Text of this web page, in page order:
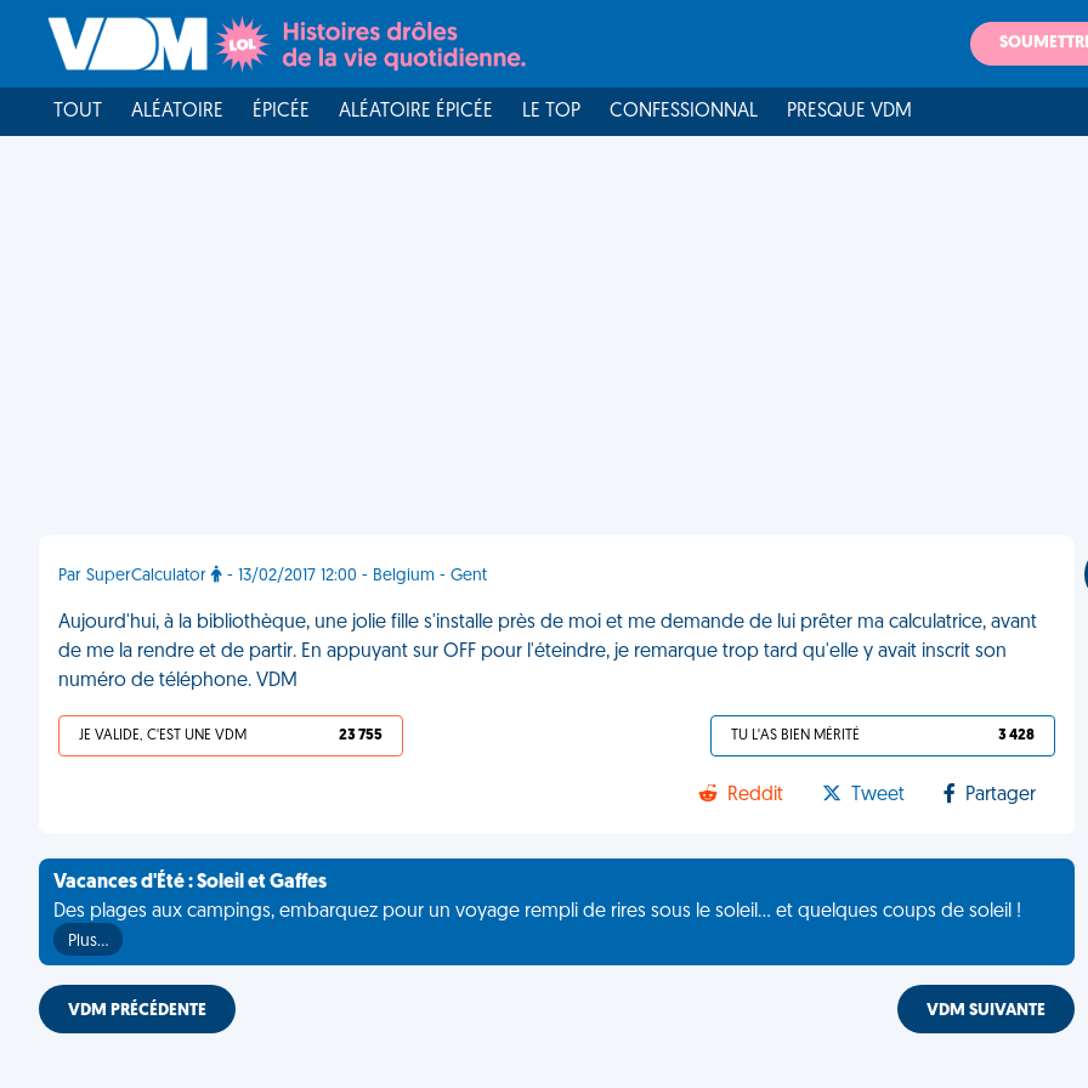
TOUT ALÉATOIRE ÉPICÉE ALÉATOIRE ÉPICÉE LE TOP CONFESSIONNAL PRESQUE VDM
Par SuperCalculator - 13/02/2017 12:00 - Belgium - Gent
Aujourd'hui, à la bibliothèque, une jolie fille s'installe près de moi et me demande de lui prêter ma calculatrice, avant
de me la rendre et de partir. En appuyant sur OFF pour l'éteindre, je remarque trop tard qu'elle y avait inscrit son
numéro de téléphone. VDM
JE VALIDE, C'EST UNE VDM 23 755 TU L'AS BIEN MÉRITÉ 3 428
Reddit Tweet Partager
Vacances d'Été : Soleil et Gaffes
Des plages aux campings, embarquez pour un voyage rempli de rires sous le soleil... et quelques coups de soleil !
Plus…
VDM PRÉCÉDENTE VDM SUIVANTE